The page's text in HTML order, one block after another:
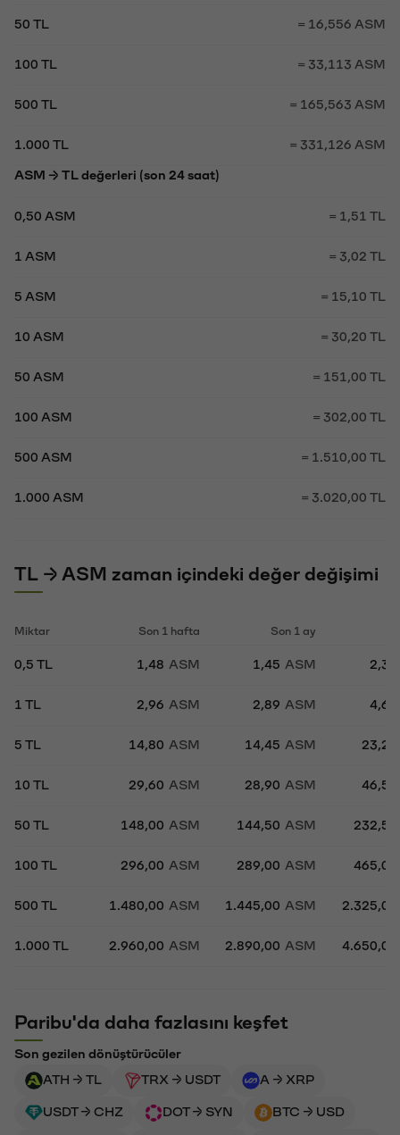
50 TL = 16,556 ASM
100 TL = 33,113 ASM
500 TL = 165,563 ASM
1.000 TL = 331,126 ASM
ASM → TL değerleri (son 24 saat)
0,50 ASM = 1,51 TL
1 ASM = 3,02 TL
5 ASM = 15,10 TL
10 ASM = 30,20 TL
50 ASM = 151,00 TL
100 ASM = 302,00 TL
500 ASM = 1.510,00 TL
1.000 ASM = 3.020,00 TL
TL → ASM zaman içindeki değer değişimi
Miktar Son 1 hafta Son 1 ay
0,5 TL 1,48 ASM 1,45 ASM 2,33
1 TL 2,96 ASM 2,89 ASM 4,65
5 TL 14,80 ASM 14,45 ASM 23,25
10 TL 29,60 ASM 28,90 ASM 46,50
50 TL 148,00 ASM 144,50 ASM 232,50
100 TL 296,00 ASM 289,00 ASM 465,00
500 TL 1.480,00 ASM 1.445,00 ASM 2.325,00
1.000 TL 2.960,00 ASM 2.890,00 ASM 4.650,00
Paribu'da daha fazlasını keşfet
Son gezilen dönüştürücüler
ATH → TL
TRX → USDT A → XRP
USDT → CHZ DOT → SYN BTC → USD